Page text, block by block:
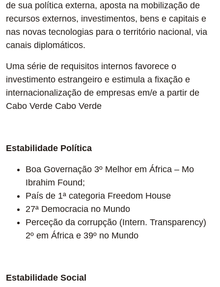
de sua política externa, aposta na mobilização de
recursos externos, investimentos, bens e capitais e
nas novas tecnologias para o território nacional, via
canais diplomáticos.
Uma série de requisitos internos favorece o
investimento estrangeiro e estimula a fixação e
internacionalização de empresas em/e a partir de
Cabo Verde Cabo Verde
Estabilidade Política
Boa Governação 3º Melhor em África – Mo
Ibrahim Found;
País de 1ª categoria Freedom House
27ª Democracia no Mundo
Perceção da corrupção (Intern. Transparency)
2º em África e 39º no Mundo
Estabilidade Social